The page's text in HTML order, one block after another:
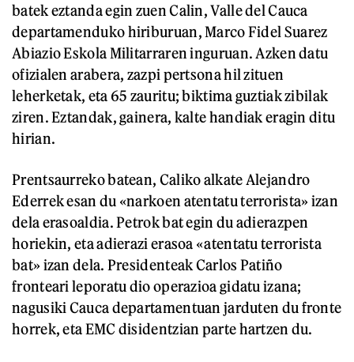
batek eztanda egin zuen Calin, Valle del Cauca
departamenduko hiriburuan, Marco Fidel Suarez
Abiazio Eskola Militarraren inguruan. Azken datu
ofizialen arabera, zazpi pertsona hil zituen
leherketak, eta 65 zauritu; biktima guztiak zibilak
ziren. Eztandak, gainera, kalte handiak eragin ditu
hirian.
Prentsaurreko batean, Caliko alkate Alejandro
Ederrek esan du «narkoen atentatu terrorista» izan
dela erasoaldia. Petrok bat egin du adierazpen
horiekin, eta adierazi erasoa «atentatu terrorista
bat» izan dela. Presidenteak Carlos Patiño
fronteari leporatu dio operazioa gidatu izana;
nagusiki Cauca departamentuan jarduten du fronte
horrek, eta EMC disidentzian parte hartzen du.